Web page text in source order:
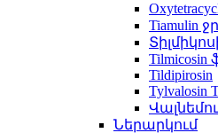
Tiamulin
Tildipirosin
Tylvalosin
Ներարկում